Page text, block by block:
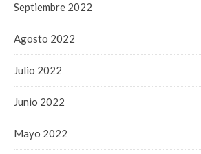
Septiembre 2022
Agosto 2022
Julio 2022
Junio 2022
Mayo 2022